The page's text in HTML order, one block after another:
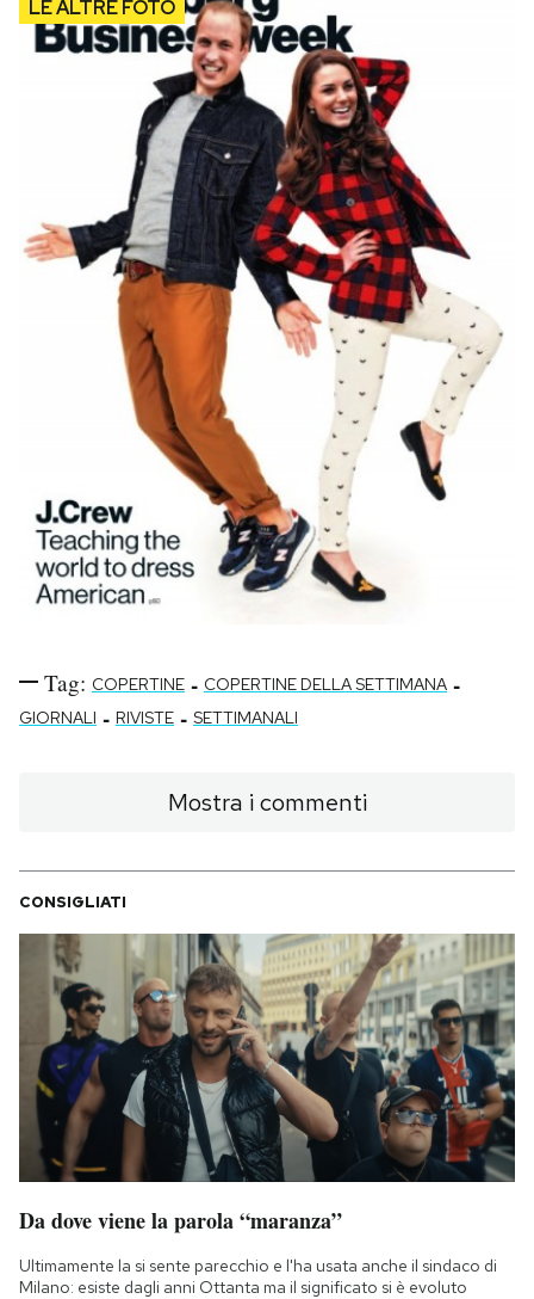
Tag: COPERTINE - COPERTINE DELLA SETTIMANA -
GIORNALI - RIVISTE - SETTIMANALI
Mostra i commenti
CONSIGLIATI
Da dove viene la parola “maranza”
Ultimamente la si sente parecchio e l'ha usata anche il sindaco di
Milano: esiste dagli anni Ottanta ma il significato si è evoluto